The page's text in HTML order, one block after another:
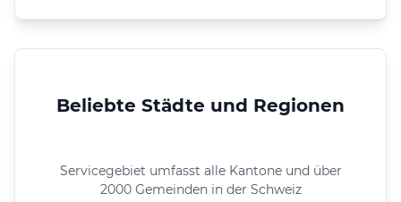
Beliebte Städte und Regionen
Servicegebiet umfasst alle Kantone und über
2000 Gemeinden in der Schweiz